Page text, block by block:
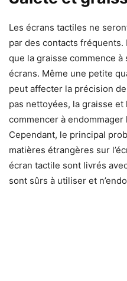
Les écrans tactiles ne
par des contacts
que la graisse commence
écrans. Même une petite
peut affecter la précision
pas nettoyées, la graisse
commencer à
Cependant, le principal
matières étrangères sur
écran tactile sont livrés
sont sûrs à utiliser et